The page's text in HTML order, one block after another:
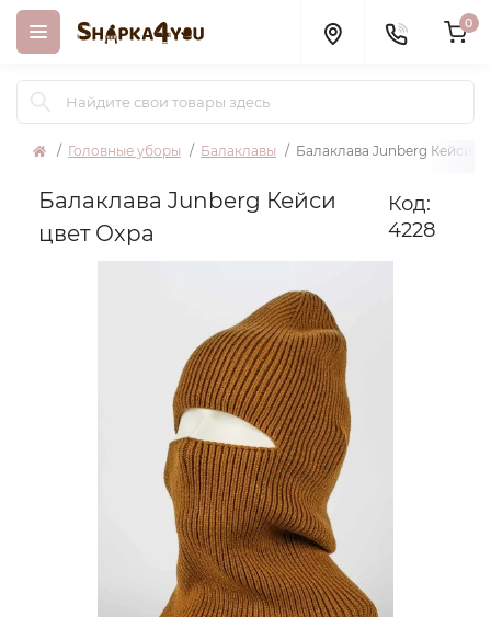
0
Головные уборы Балаклавы Балаклава Junberg Кейси
Балаклава Junberg Кейси
цвет Охра
Код:
4228